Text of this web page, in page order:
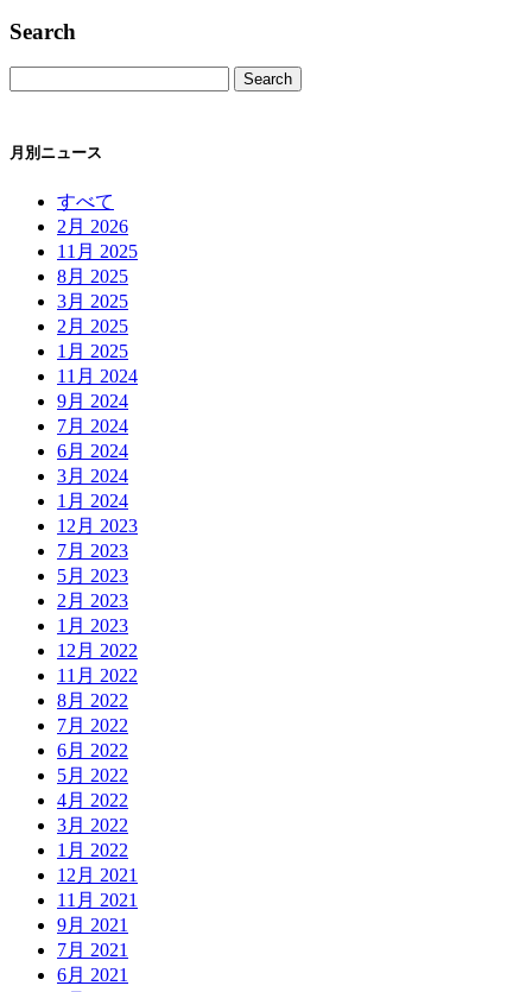
Search
月別ニュース
すべて
2月 2026
11月 2025
8月 2025
3月 2025
2月 2025
1月 2025
11月 2024
9月 2024
7月 2024
6月 2024
3月 2024
1月 2024
12月 2023
7月 2023
5月 2023
2月 2023
1月 2023
12月 2022
11月 2022
8月 2022
7月 2022
6月 2022
5月 2022
4月 2022
3月 2022
1月 2022
12月 2021
11月 2021
9月 2021
7月 2021
6月 2021